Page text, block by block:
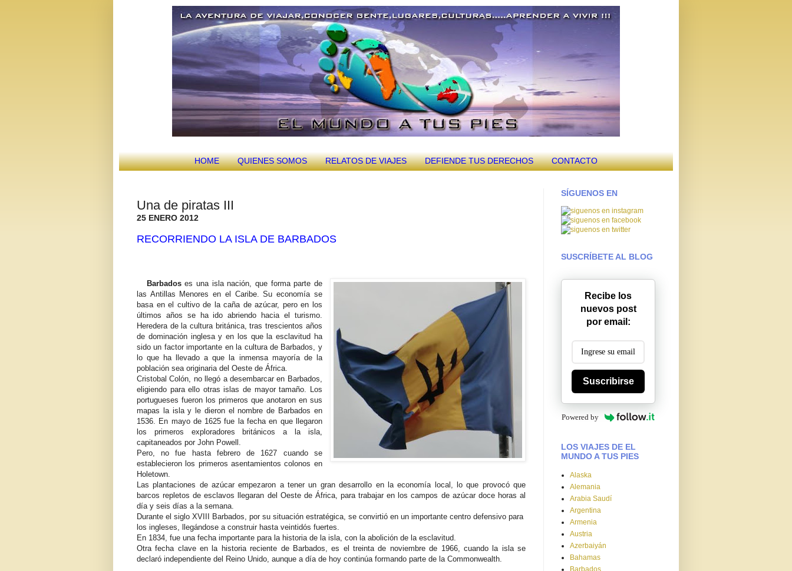
HOME QUIENES SOMOS RELATOS DE VIAJES DEFIENDE TUS DERECHOS CONTACTO
Una de piratas III
25 ENERO 2012
RECORRIENDO LA ISLA DE BARBADOS
Barbadoses una isla nación, que forma parte de
las Antillas Menores en el Caribe. Su economía se
basa en el cultivo de la caña de azúcar, pero en los
últimos años se ha ido abriendo hacia el turismo.
Heredera de la cultura británica, tras trescientos años
de dominación inglesa y en los que la esclavitud ha
sido un factor importante en la cultura de Barbados, y
lo que ha llevado a que la inmensa mayoría de la
población sea originaria del Oeste de África.
Cristobal Colón, no llegó a desembarcar en Barbados,
eligiendo para ello otras islas de mayor tamaño. Los
portugueses fueron los primeros que anotaron en sus
mapas la isla y le dieron el nombre de Barbados en
1536. En mayo de 1625 fue la fecha en que llegaron
los primeros exploradores británicos a la isla,
capitaneados por John Powell.
Pero, no fue hasta febrero de 1627 cuando se
establecieron los primeros asentamientos colonos en
Holetown.
Las plantaciones de azúcar empezaron a tener un gran desarrollo en la economía local, lo que provocó que
barcos repletos de esclavos llegaran del Oeste de África, para trabajar en los campos de azúcar doce horas al
día y seis días a la semana.
Durante el siglo XVIII Barbados, por su situación estratégica, se convirtió en un importante centro defensivo para
los ingleses, llegándose a construir hasta veintidós fuertes.
En 1834, fue una fecha importante para la historia de la isla, con la abolición de la esclavitud.
Otra fecha clave en la historia reciente de Barbados, es el treinta de noviembre de 1966, cuando la isla se
declaró independiente del Reino Unido, aunque a día de hoy continúa formando parte de la Commonwealth.
SÍGUENOS EN
SUSCRÍBETE AL BLOG
Recibe los
nuevos post
por email:
Suscribirse
Powered by
LOS VIAJES DE EL
MUNDO A TUS PIES
Alaska
Alemania
Arabia Saudí
Argentina
Armenia
Austria
Azerbaiyán
Bahamas
Barbados